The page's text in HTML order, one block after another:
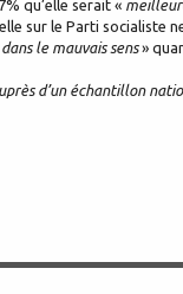
qu’elle serait «
sur le Parti socialiste
le mauvais sens»
d’un échantillon